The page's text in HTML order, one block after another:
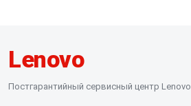
Lenovo
Постгарантийный сервисный центр Lenovo